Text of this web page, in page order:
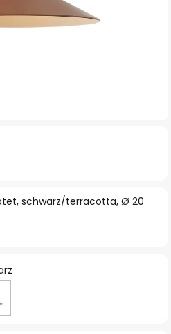
schwarz/terracotta, Ø 20